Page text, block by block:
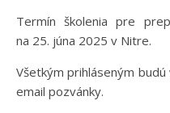
Termín školenia pre prepravcov zvierat bol stanovený
na 25. júna 2025 v Nitre.
Všetkým prihláseným
email pozvánky.